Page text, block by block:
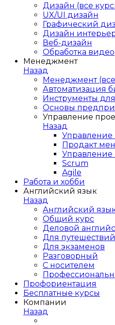
Дизайн (все
UX/UI дизайн
Графический
Дизайн
Веб-дизайн
Обработка видео
Менеджмент
Назад
Менеджмент
Автоматизация
Инструменты
Основы
Управление
Назад
Управление
Продакт
Управление
Scrum
Agile
Работа и хобби
Английский язык
Назад
Английский
Общий курс
Деловой
Для путешествий
Для экзаменов
Разговорный
С носителем
Профориентация
Бесплатные курсы
Компании
Назад